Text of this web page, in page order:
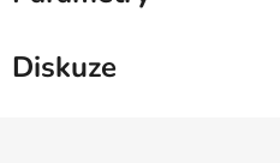
Diskuze